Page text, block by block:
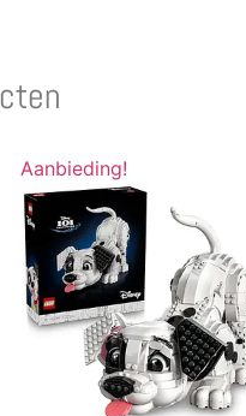
Aanbieding!